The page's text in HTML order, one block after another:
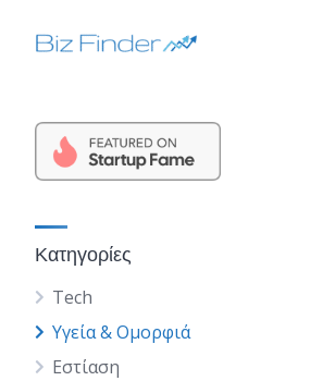
Κατηγορίες
Tech
Υγεία & Ομορφιά
Εστίαση